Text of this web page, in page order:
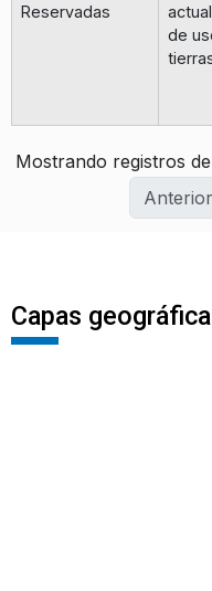
Reservadas
de
Mostrando registros
Anterior
Capas